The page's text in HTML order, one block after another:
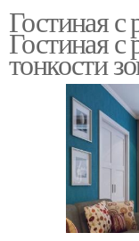
Гостиная с
Гостиная
тонкости